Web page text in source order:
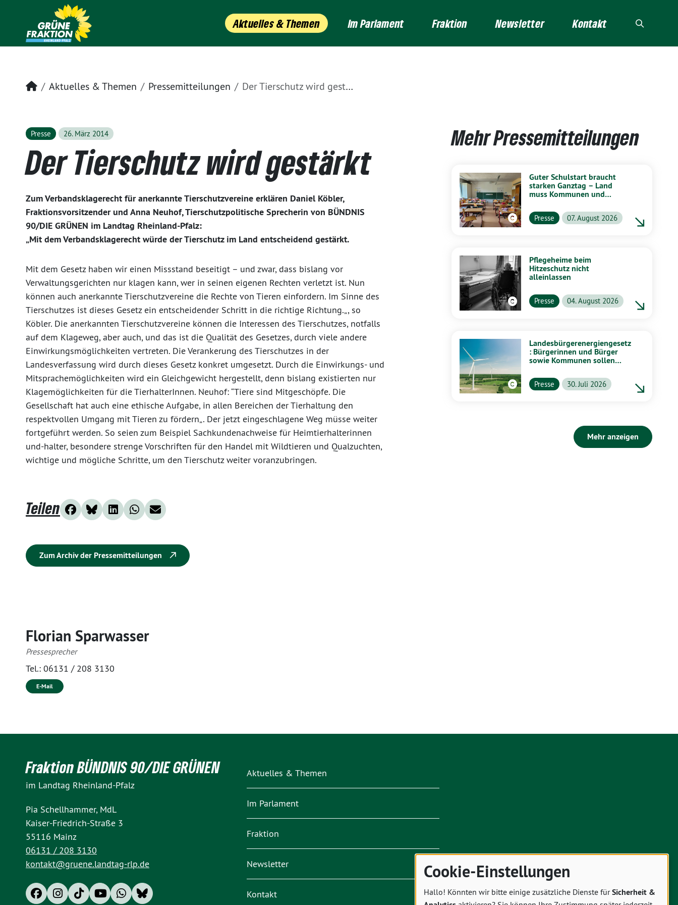
Aktuelles & Themen Im Parlament Fraktion Newsletter Kontakt
Startseite
Aktuelles & Themen Pressemitteilungen Der Tierschutz wird gestärkt
Presse 26. März 2014
Der Tierschutz wird gestärkt
Zum Verbandsklagerecht für anerkannte Tierschutzvereine erklären Daniel Köbler,
Fraktionsvorsitzender und Anna Neuhof, Tierschutzpolitische Sprecherin von BÜNDNIS
90/DIE GRÜNEN im Landtag Rheinland-Pfalz:
„Mit dem Verbandsklagerecht würde der Tierschutz im Land entscheidend gestärkt.
Mit dem Gesetz haben wir einen Missstand beseitigt – und zwar, dass bislang vor
Verwaltungsgerichten nur klagen kann, wer in seinen eigenen Rechten verletzt ist. Nun
können auch anerkannte Tierschutzvereine die Rechte von Tieren einfordern. Im Sinne des
Tierschutzes ist dieses Gesetz ein entscheidender Schritt in die richtige Richtung.„, so
Köbler. Die anerkannten Tierschutzvereine können die Interessen des Tierschutzes, notfalls
auf dem Klageweg, aber auch, und das ist die Qualität des Gesetzes, durch viele andere
Einwirkungsmöglichkeiten vertreten. Die Verankerung des Tierschutzes in der
Landesverfassung wird durch dieses Gesetz konkret umgesetzt. Durch die Einwirkungs- und
Mitsprachemöglichkeiten wird ein Gleichgewicht hergestellt, denn bislang existierten nur
Klagemöglichkeiten für die TierhalterInnen. Neuhof: “Tiere sind Mitgeschöpfe. Die
Gesellschaft hat auch eine ethische Aufgabe, in allen Bereichen der Tierhaltung den
respektvollen Umgang mit Tieren zu fördern„. Der jetzt eingeschlagene Weg müsse weiter
fortgeführt werden. So seien zum Beispiel Sachkundenachweise für Heimtierhalterinnen
und-halter, besondere strenge Vorschriften für den Handel mit Wildtieren und Qualzuchten,
wichtige und mögliche Schritte, um den Tierschutz weiter voranzubringen.
Teilen
Zum Archiv der Pressemitteilungen
Mehr Pressemitteilungen
Guter Schulstart braucht
starken Ganztag – Land
muss Kommunen und
Presse 07. August 2026
Pflegeheime beim
Hitzeschutz nicht
alleinlassen
Presse 04. August 2026
Landesbürgerenergiengesetz
: Bürgerinnen und Bürger
sowie Kommunen sollen
profitieren
Presse 30. Juli 2026
Mehr anzeigen
Florian Sparwasser
Pressesprecher
Tel.: 06131 / 208 3130
E-Mail
Fraktion BÜNDNIS 90/DIE GRÜNEN
im Landtag Rheinland-Pfalz
Pia Schellhammer, MdL
Kaiser-Friedrich-Straße 3
55116 Mainz
06131 / 208 3130
kontakt@gruene.landtag-rlp.de
Aktuelles & Themen
Im Parlament
Fraktion
Newsletter
Kontakt
Cookie-Einstellungen
Hallo! Könnten wir bitte einige zusätzliche Dienste fürSicherheit &